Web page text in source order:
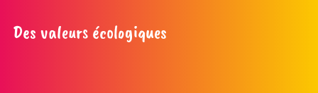
Des valeurs écologiques